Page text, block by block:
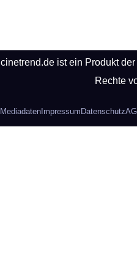
cinetrend.de ist ein Produkt
Rechte
Mediadaten Impressum Datenschutz